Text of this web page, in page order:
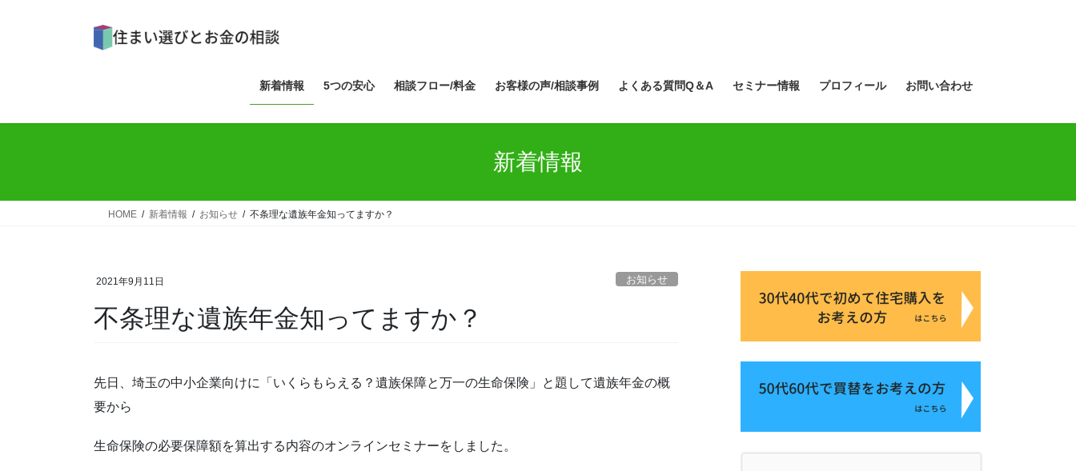
ス
ン
新着情報 5つの安心 相談フロー/料金 お客様の声/相談事例 よくある質問Q＆A セミナー情報 プロフィール お問い合わせ
新着情報
HOME 新着情報 お知らせ 不条理な遺族年金知ってますか？
2021年9月11日 お知らせ
不条理な遺族年金知ってますか？
先日、埼玉の中小企業向けに「いくらもらえる？遺族保障と万一の生命保険」と題して遺族年金の概
要から
生命保険の必要保障額を算出する内容のオンラインセミナーをしました。